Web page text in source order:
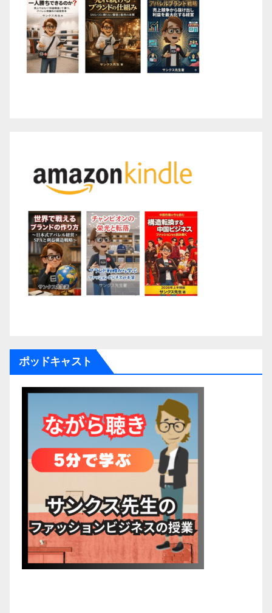
ポッドキャスト